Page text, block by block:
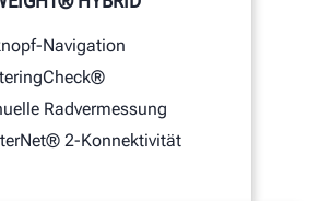
Navigation
Radvermessung
2-Konnektivität